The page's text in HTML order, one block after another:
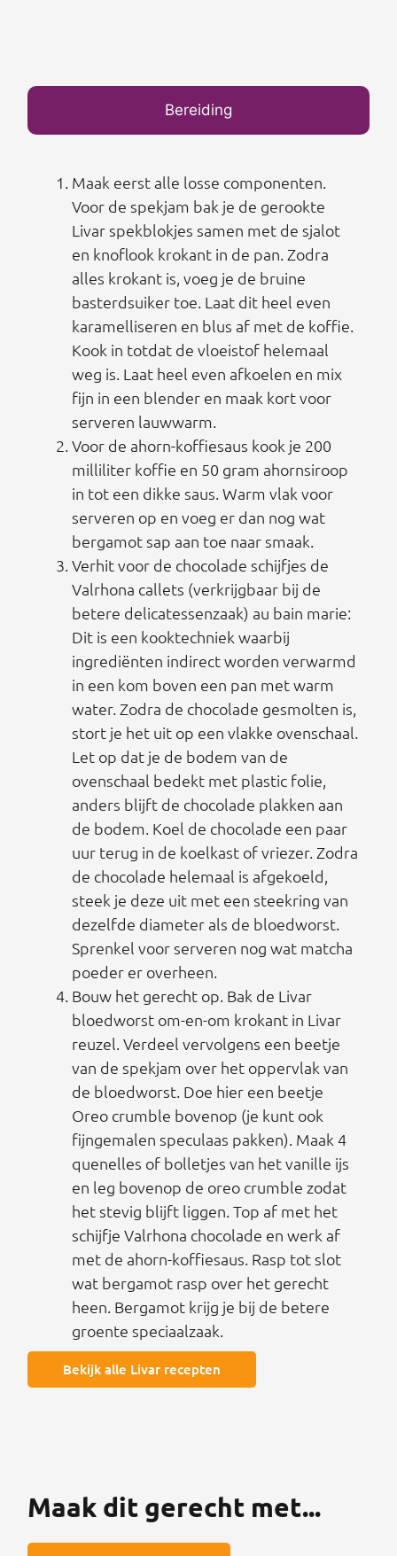
Bereiding
Maak eerst alle losse componenten.
Voor de spekjam bak je de gerookte
Livar spekblokjes samen met de sjalot
en knoflook krokant in de pan. Zodra
alles krokant is, voeg je de bruine
basterdsuiker toe. Laat dit heel even
karamelliseren en blus af met de koffie.
Kook in totdat de vloeistof helemaal
weg is. Laat heel even afkoelen en mix
fijn in een blender en maak kort voor
serveren lauwwarm.
Voor de ahorn-koffiesaus kook je 200
milliliter koffie en 50 gram ahornsiroop
in tot een dikke saus. Warm vlak voor
serveren op en voeg er dan nog wat
bergamot sap aan toe naar smaak.
Verhit voor de chocolade schijfjes de
Valrhona callets (verkrijgbaar bij de
betere delicatessenzaak) au bain marie:
Dit is een kooktechniek waarbij
ingrediënten indirect worden verwarmd
in een kom boven een pan met warm
water. Zodra de chocolade gesmolten is,
stort je het uit op een vlakke ovenschaal.
Let op dat je de bodem van de
ovenschaal bedekt met plastic folie,
anders blijft de chocolade plakken aan
de bodem. Koel de chocolade een paar
uur terug in de koelkast of vriezer. Zodra
de chocolade helemaal is afgekoeld,
steek je deze uit met een steekring van
dezelfde diameter als de bloedworst.
Sprenkel voor serveren nog wat matcha
poeder er overheen.
Bouw het gerecht op. Bak de Livar
bloedworst om-en-om krokant in Livar
reuzel. Verdeel vervolgens een beetje
van de spekjam over het oppervlak van
de bloedworst. Doe hier een beetje
Oreo crumble bovenop (je kunt ook
fijngemalen speculaas pakken). Maak 4
quenelles of bolletjes van het vanille ijs
en leg bovenop de oreo crumble zodat
het stevig blijft liggen. Top af met het
schijfje Valrhona chocolade en werk af
met de ahorn-koffiesaus. Rasp tot slot
wat bergamot rasp over het gerecht
heen. Bergamot krijg je bij de betere
groente speciaalzaak.
Bekijk alle Livar recepten
Maak dit gerecht met...